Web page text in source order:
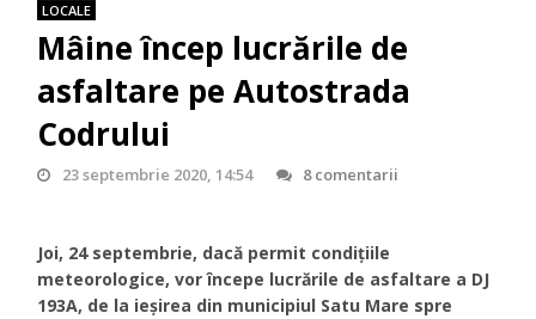
LOCALE
Mâine încep lucrările de
asfaltare pe Autostrada
Codrului
23 septembrie 2020, 14:54 8 comentarii
Joi, 24 septembrie, dacă permit condițiile
meteorologice, vor începe lucrările de asfaltare a DJ
193A, de la ieșirea din municipiul Satu Mare spre